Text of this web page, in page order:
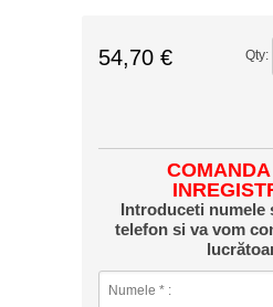
54,70 € Qty:
Introduceti numele
telefon si va vom